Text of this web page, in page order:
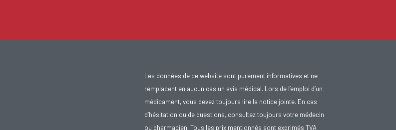
Les données de ce website sont purement informatives et ne
remplacent en aucun cas un avis médical. Lors de l’emploi d’un
médicament, vous devez toujours lire la notice jointe. En cas
d’hésitation ou de questions, consultez toujours votre médecin
ou pharmacien. Tous les prix mentionnés sont exprimés TVA